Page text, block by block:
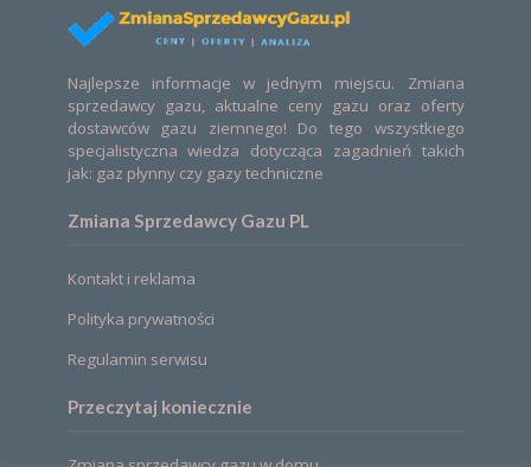
Najlepsze informacje w jednym miejscu. Zmiana
sprzedawcy gazu, aktualne ceny gazu oraz oferty
dostawców gazu ziemnego! Do tego wszystkiego
specjalistyczna wiedza dotycząca zagadnień takich
jak: gaz płynny czy gazy techniczne
Zmiana Sprzedawcy Gazu PL
Kontakt i reklama
Polityka prywatności
Regulamin serwisu
Przeczytaj koniecznie